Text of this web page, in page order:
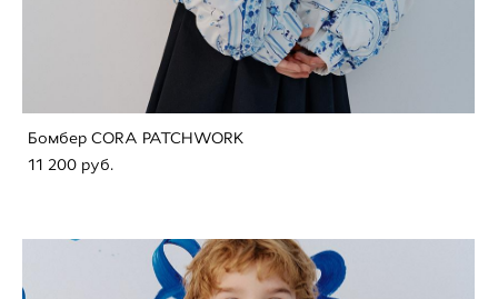
Бомбер CORA PATCHWORK
11 200 pуб.